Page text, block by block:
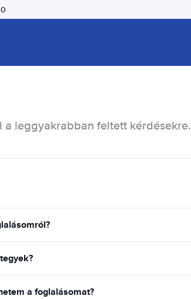
a leggyakrabban feltett kérdésekre.
a foglalásomat?